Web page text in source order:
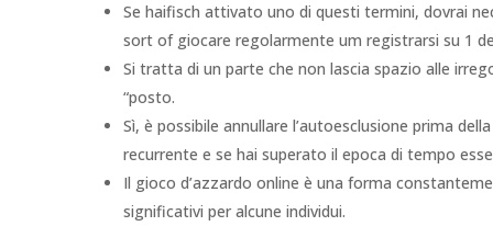
Se haifisch attivato uno di questi termini, dovrai
sort of giocare regolarmente um registrarsi su 1
Si tratta di un parte che non lascia spazio alle
“posto.
Sì, è possibile annullare l’autoesclusione prima
recurrente e se hai superato il epoca di tempo
Il gioco d’azzardo online è una forma
significativi per alcune individui.